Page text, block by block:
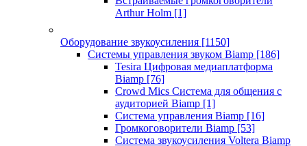
Arthur Holm [1]
Оборудование звукоусиления [1150]
Системы управления звуком Biamp [186]
Tesira Цифровая медиаплатформа
Biamp [76]
Crowd Mics Система для общения с
аудиторией Biamp [1]
Система управления Biamp [16]
Громкоговорители Biamp [53]
Система звукоусиления Voltera Biamp